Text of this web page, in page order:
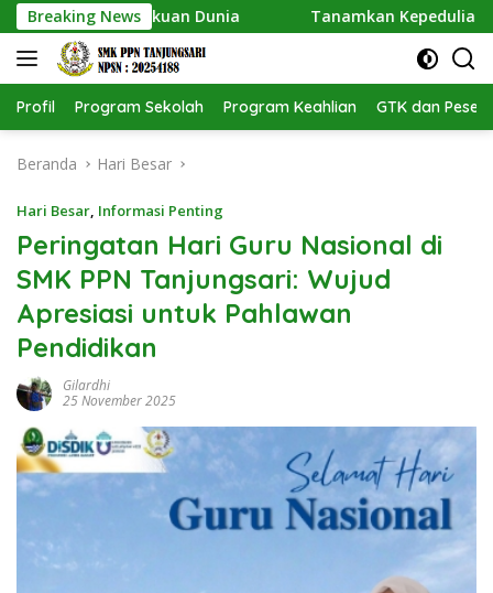
Langsung
ke
konten
Breaking News
Pengakuan Dunia Tanamkan Kepedulian
Profil Program Sekolah Program Keahlian GTK dan
Beranda Hari Besar
Hari Besar, Informasi Penting
Peringatan Hari Guru Nasional di
SMK PPN Tanjungsari: Wujud
Apresiasi untuk Pahlawan
Pendidikan
Gilardhi
25 November 2025